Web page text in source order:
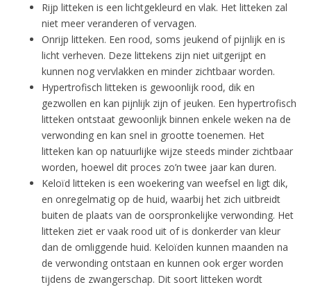
Rijp litteken is een lichtgekleurd en vlak. Het litteken zal
niet meer veranderen of vervagen.
Onrijp litteken. Een rood, soms jeukend of pijnlijk en is
licht verheven. Deze littekens zijn niet uitgerijpt en
kunnen nog vervlakken en minder zichtbaar worden.
Hypertrofisch litteken is gewoonlijk rood, dik en
gezwollen en kan pijnlijk zijn of jeuken. Een hypertrofisch
litteken ontstaat gewoonlijk binnen enkele weken na de
verwonding en kan snel in grootte toenemen. Het
litteken kan op natuurlijke wijze steeds minder zichtbaar
worden, hoewel dit proces zo’n twee jaar kan duren.
Keloïd litteken is een woekering van weefsel en ligt dik,
en onregelmatig op de huid, waarbij het zich uitbreidt
buiten de plaats van de oorspronkelijke verwonding. Het
litteken ziet er vaak rood uit of is donkerder van kleur
dan de omliggende huid. Keloïden kunnen maanden na
de verwonding ontstaan en kunnen ook erger worden
tijdens de zwangerschap. Dit soort litteken wordt